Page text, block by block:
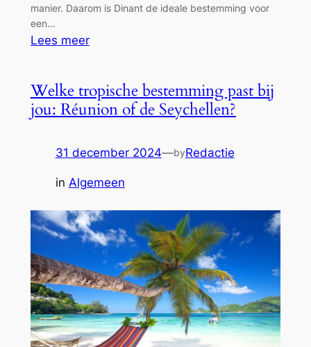
manier. Daarom is Dinant de ideale bestemming voor
een…
Lees meer:
verborgen
parel
de
in
Welke tropische bestemming past bij
jou: Réunion of de Seychellen?
31 december 2024—byRedactie
in Algemeen